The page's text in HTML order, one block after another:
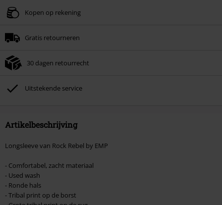
Geldig t/m 09-08-2026
Zodra je de code hebt ingevoerd, wordt de korting automatisch verrekend in
Kan niet gecombineerd worden met andere kortingscodes. Boeken, media,
Toten Hosen, Metality, cadeaubonnen en artikelen met een inbegrepen
donatie zijn uitgesloten van de korting.
Kopen op rekening
Gratis retourneren
30 dagen retourrecht
Uitstekende service
Artikelbeschrijving
Longsleeve van Rock Rebel by EMP
- Comfortabel, zacht materiaal
- Used wash
- Ronde hals
- Tribal print op de borst